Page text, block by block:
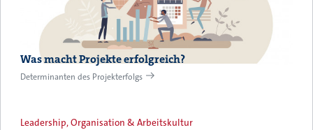
Was macht Projekte erfolgreich?
Determinanten des Projekterfolgs
Leadership, Organisation & Arbeitskultur